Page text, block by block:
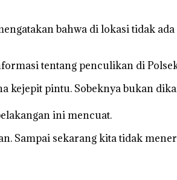
bahwa di lokasi tidak
tentang penculikan di
kejepit pintu. Sobeknya bukan
ini mencuat.
Sampai sekarang kita tidak